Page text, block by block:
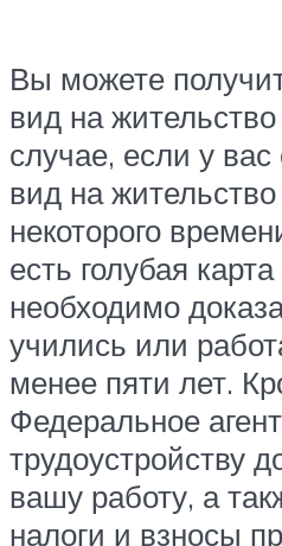
Вы можете
вид на
случае, если у
вид на
некоторого
есть голубая
необходимо
учились или
менее пяти лет.
Федеральное
трудоустройству
вашу работу, а
налоги и взносы